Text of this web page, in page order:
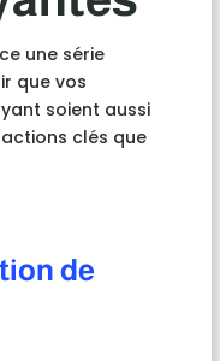
une série
que vos
soient aussi
clés que
de